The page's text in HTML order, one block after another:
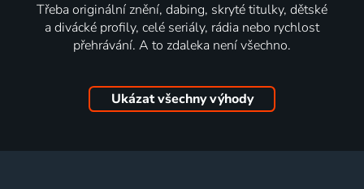
Třeba originální znění, dabing, skryté titulky, dětské
a divácké profily, celé seriály, rádia nebo rychlost
přehrávání. A to zdaleka není všechno.
Ukázat všechny výhody